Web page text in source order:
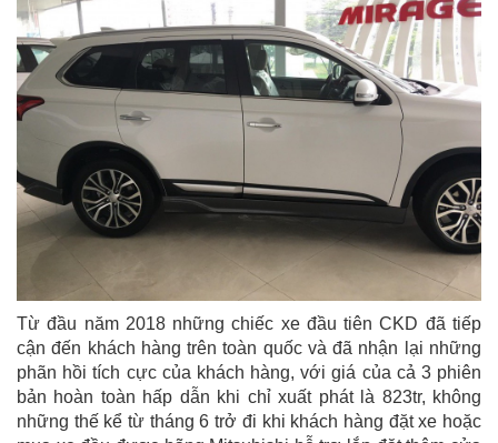
Từ đầu năm 2018 những chiếc xe đầu tiên CKD đã tiếp
cận đến khách hàng trên toàn quốc và đã nhận lại những
phãn hồi tích cực của khách hàng, với giá của cả 3 phiên
bản hoàn toàn hấp dẫn khi chỉ xuất phát là 823tr, không
những thế kể từ tháng 6 trở đi khi khách hàng đặt xe hoặc